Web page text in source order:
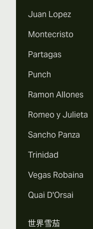
Juan Lopez
Montecristo
Partagas
Punch
Ramon Allones
Romeo y Julieta
Sancho Panza
Trinidad
Vegas Robaina
Quai D'Orsai
世界雪茄